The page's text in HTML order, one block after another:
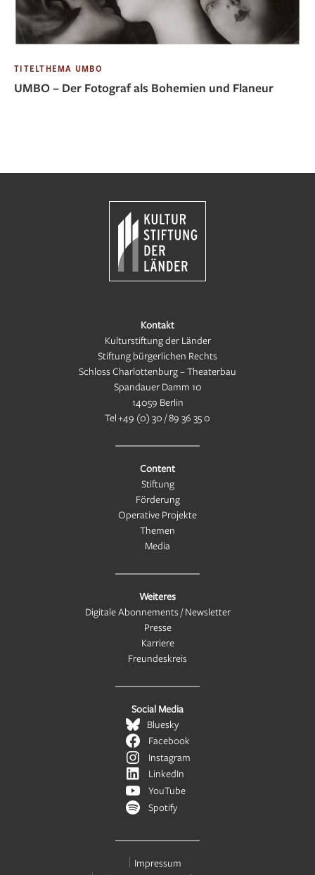
TITELTHEMA UMBO
UMBO – Der Fotograf als Bohemien und Flaneur
Kontakt
Kulturstiftung der Länder
Stiftung bürgerlichen Rechts
Schloss Charlottenburg – Theaterbau
Spandauer Damm 10
14059 Berlin
Tel+49 (0) 30 / 89 36 35 0
Content
Stiftung
Förderung
Operative Projekte
Themen
Media
Weiteres
Digitale Abonnements / Newsletter
Presse
Karriere
Freundeskreis
Social Media
Bluesky
Facebook
Instagram
LinkedIn
YouTube
Spotify
Impressum